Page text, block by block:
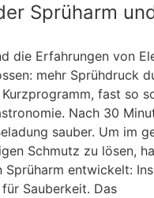
Sprüharm
die Erfahrungen von
mehr Sprühdruck
fast so
Nach 30
sauber. Um im
Schmutz zu lösen,
entwickelt:
Sauberkeit. Das